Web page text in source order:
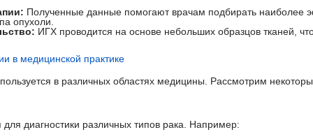
Полученные данные помогают врачам подбирать наиболее
опухоли.
ИГХ проводится на основе небольших образцов тканей,
в медицинской практике
в различных областях медицины. Рассмотрим
диагностики различных типов рака. Например: